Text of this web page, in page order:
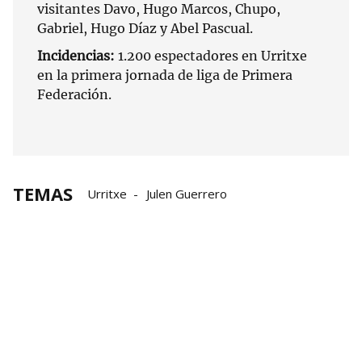
visitantes Davo, Hugo Marcos, Chupo,
Gabriel, Hugo Díaz y Abel Pascual.
Incidencias: 1.200 espectadores en Urritxe
en la primera jornada de liga de Primera
Federación.
TEMAS Urritxe Julen Guerrero